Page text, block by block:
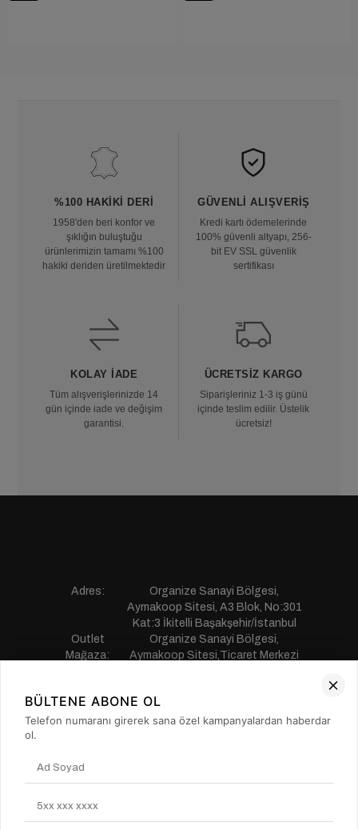
%100 HAKIKI DERI
1958'den beri konfor ve
şıklığın buluştuğu
ürünlerimizin tamamı %100
hakiki deriden üretilmektedir
GÜVENLI ALIŞVERIŞ
Kredi kartı ödemelerinde
100% güvenli altyapı, 256-
bit EV SSL güvenlik
sertifikası
KOLAY İADE
Tüm alışverişlerinizde 14
gün içinde iade ve değişim
garantisi.
ÜCRETSIZ KARGO
Siparişleriniz 1-3 iş günü
içinde teslim edilir. Üstelik
ücretsiz!
Adres:
Organize Sanayi Bölgesi,
Aymakoop Sitesi, A3 Blok, No:301
Kat:3 İkitelli Başakşehir/İstanbul
Outlet
Mağaza:
Organize Sanayi Bölgesi,
Aymakoop Sitesi,Ticaret Merkezi
Telefon:
0850 441 55 77
E-mail:
musterihizmetleri@saillakers.com.tr
MÜŞTERİ HİZMETLERİ
BÜLTENE ABONE OL
Telefon numaranı girerek sana özel kampanyalardan haberdar
ol.